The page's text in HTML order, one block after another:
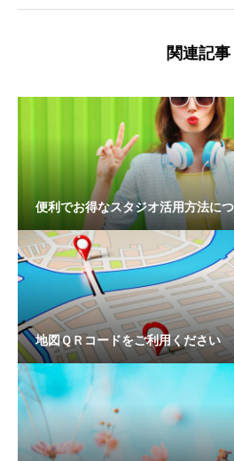
関連記事
便利でお得なスタジオ活用方法に
地図ＱＲコードをご利用ください